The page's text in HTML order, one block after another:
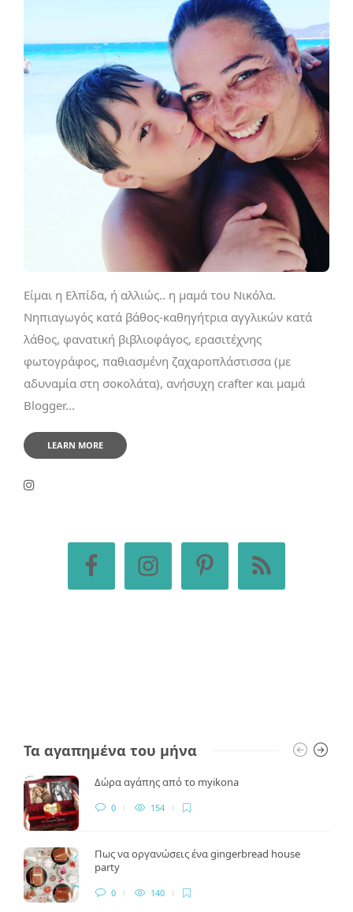
Είμαι η Ελπίδα, ή αλλιώς.. η μαμά του Νικόλα.
Νηπιαγωγός κατά βάθος-καθηγήτρια αγγλικών κατά
λάθος, φανατική βιβλιοφάγος, ερασιτέχνης
φωτογράφος, παθιασμένη ζαχαροπλάστισσα (με
αδυναμία στη σοκολάτα), ανήσυχη crafter και μαμά
Blogger...
LEARN MORE
Τα αγαπημένα του μήνα
Δώρα αγάπης από το myikona
0 154
Πως να οργανώσεις ένα gingerbread house
party
0 140